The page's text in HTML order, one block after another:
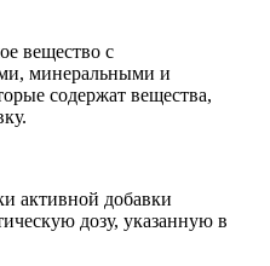
вещество с
минеральными и
содержат вещества,
активной добавки
дозу, указанную в